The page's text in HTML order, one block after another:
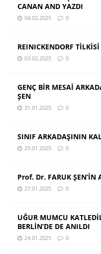
CANAN AND YAZDI
04.02.2025 0
REINICKENDORF
03.02.2025 0
GENÇ BİR MESAİ
ŞEN
31.01.2025 0
SINIF ARKADAŞININ
29.01.2025 0
Prof. Dr. FARUK ŞEN’İN
27.01.2025 0
UĞUR MUMCU
BERLİN’DE DE ANILDI
24.01.2025 0